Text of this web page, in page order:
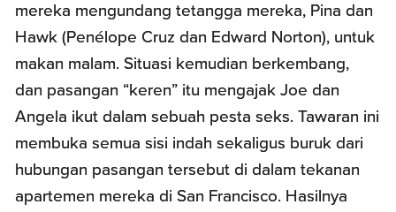
mereka mengundang tetangga mereka, Pina dan
Hawk (Penélope Cruz dan Edward Norton), untuk
makan malam. Situasi kemudian berkembang,
dan pasangan “keren” itu mengajak Joe dan
Angela ikut dalam sebuah pesta seks. Tawaran ini
membuka semua sisi indah sekaligus buruk dari
hubungan pasangan tersebut di dalam tekanan
apartemen mereka di San Francisco. Hasilnya